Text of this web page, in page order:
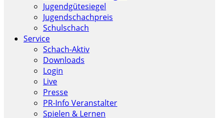
Jugendgütesiegel
Jugendschachpreis
Schulschach
Service
Schach-Aktiv
Downloads
Login
Live
Presse
PR-Info Veranstalter
Spielen & Lernen